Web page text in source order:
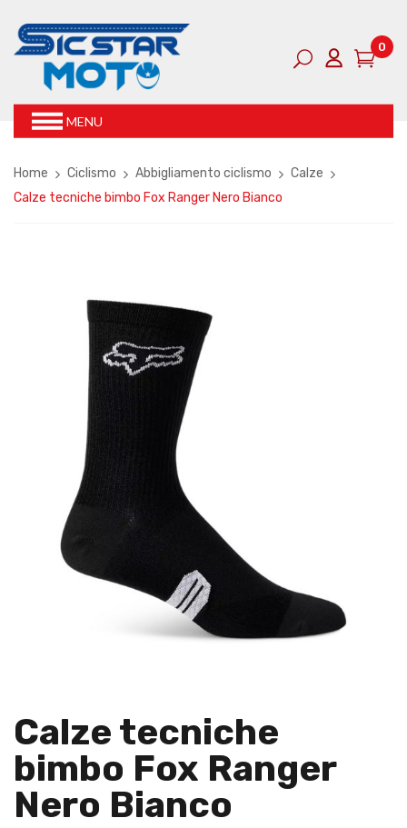
0
MENU
Home Ciclismo Abbigliamento ciclismo
Calze
Calze tecniche bimbo Fox Ranger Nero Bianco
Calze tecniche
bimbo Fox Ranger
Nero Bianco